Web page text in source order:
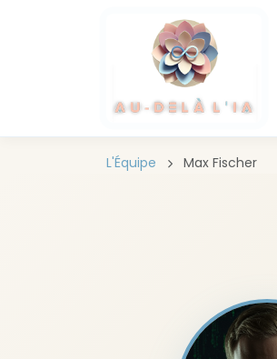
Aller au contenu principal
L'Équipe Max Fischer